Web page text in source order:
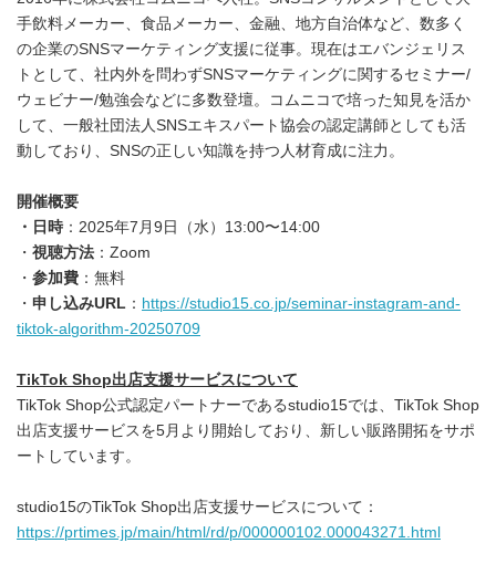
手飲料メーカー、食品メーカー、金融、地方自治体など、数多く
の企業のSNSマーケティング支援に従事。現在はエバンジェリス
トとして、社内外を問わずSNSマーケティングに関するセミナー/
ウェビナー/勉強会などに多数登壇。コムニコで培った知見を活か
して、一般社団法人SNSエキスパート協会の認定講師としても活
動しており、SNSの正しい知識を持つ人材育成に注力。
開催概要
・日時 ：2025年7月9日（水）13:00〜14:00
・ 視聴方法 ：Zoom
・ 参加費 ：無料
・ 申し込みURL ： https://studio15.co.jp/seminar-instagram-and-
tiktok-algorithm-20250709
TikTok Shop出店支援サービスについて
TikTok Shop公式認定パートナーであるstudio15では、TikTok Shop
出店支援サービスを5月より開始しており、新しい販路開拓をサポ
ートしています。
studio15のTikTok Shop出店支援サービスについて：
https://prtimes.jp/main/html/rd/p/000000102.000043271.html